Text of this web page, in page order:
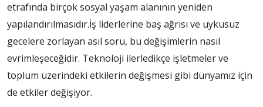
etrafında birçok sosyal yaşam alanının yeniden
yapılandırılmasıdır.İş liderlerine baş ağrısı ve uykusuz
gecelere zorlayan asıl soru, bu değişimlerin nasıl
evrimleşeceğidir. Teknoloji ilerledikçe işletmeler ve
toplum üzerindeki etkilerin değişmesi gibi dünyamız için
de etkiler değişiyor.